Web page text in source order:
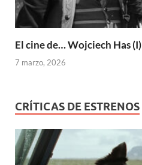
El cine de… Wojciech Has (I)
7 marzo, 2026
CRÍTICAS DE ESTRENOS